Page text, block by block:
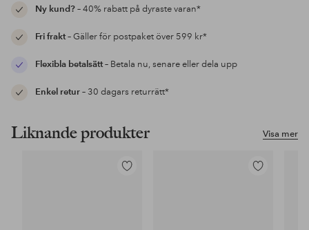
Ny kund?– 40% rabatt på dyraste varan*
Fri frakt– Gäller för postpaket över 599 kr*
Flexibla betalsätt– Betala nu, senare eller dela upp
Enkel retur– 30 dagars returrätt*
Visa mer
Liknande produkter
Lägg
Lägg